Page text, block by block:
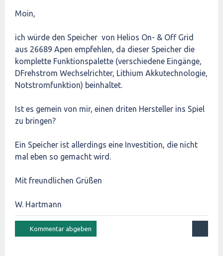
Moin,
ich würde den Speicher von Helios On- & Off Grid
aus 26689 Apen empfehlen, da dieser Speicher die
komplette Funktionspalette (verschiedene Eingänge,
DFrehstrom Wechselrichter, Lithium Akkutechnologie,
Notstromfunktion) beinhaltet.
Ist es gemein von mir, einen driten Hersteller ins Spiel
zu bringen?
Ein Speicher ist allerdings eine Investition, die nicht
mal eben so gemacht wird.
Mit freundlichen Grüßen
W. Hartmann